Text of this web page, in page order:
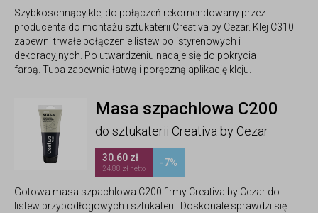
Szybkoschnący klej do połączeń rekomendowany przez
producenta do montażu sztukaterii Creativa by Cezar. Klej C310
zapewni trwałe połączenie listew polistyrenowych i
dekoracyjnych. Po utwardzeniu nadaje się do pokrycia
farbą. Tuba zapewnia łatwą i poręczną aplikację kleju.
Masa szpachlowa C200
do sztukaterii Creativa by Cezar
30.60 zł
24.88 zł netto
-7%
Gotowa masa szpachlowa C200 firmy Creativa by Cezar do
listew przypodłogowych i sztukaterii. Doskonale sprawdzi się